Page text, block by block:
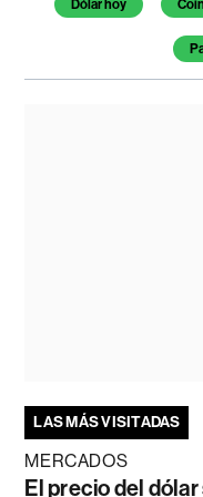
Dólar hoy
LAS MÁS VISITADAS
MERCADOS
El precio del